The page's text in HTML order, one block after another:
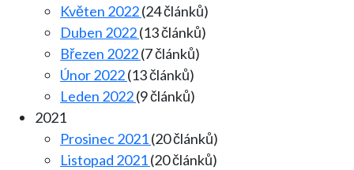
Květen 2022(24 článků)
Duben 2022(13 článků)
Březen 2022(7 článků)
Únor 2022(13 článků)
Leden 2022(9 článků)
2021
Prosinec 2021(20 článků)
Listopad 2021(20 článků)